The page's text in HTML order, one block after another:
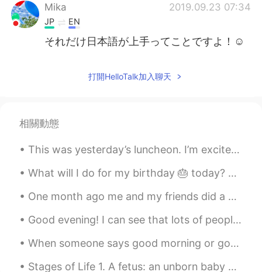
Mika 2019.09.23 07:34
JP EN
それだけ日本語が上手ってことですよ！☺️
打開HelloTalk加入聊天
相關動態
This was yesterday’s luncheon. I’m excited to be a part of the Asian Real Estate Association of...
What will I do for my birthday 🎂 today? Just eating away the pain of being older 😩. Well techni...
One month ago me and my friends did a citytrip to GERMANY, a village called Monschau 🙌🏻 one of th...
Good evening! I can see that lots of people have sent me messages, but I can’t respond to any me...
When someone says good morning or good night, even if our day hasn’t started well or wasn’t very ...
Stages of Life 1. A fetus: an unborn baby 2. A preemie: a baby that is born ‘prematurely’ – bef...